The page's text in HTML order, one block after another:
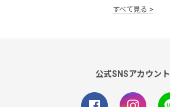
すべて見る
公式SNSアカウント